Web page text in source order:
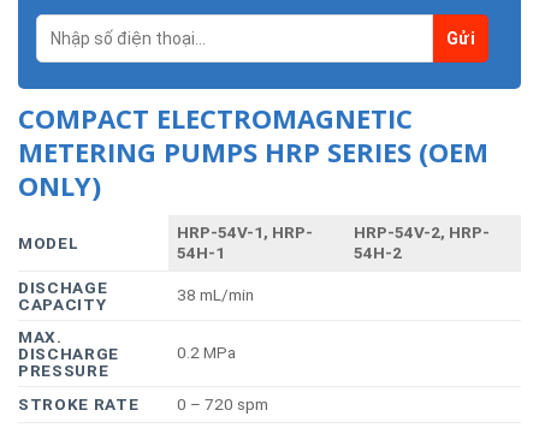
COMPACT ELECTROMAGNETIC
METERING PUMPS HRP SERIES (OEM
ONLY)
MODEL
HRP-54V-1, HRP-
54H-1
HRP-54V-2, HRP-
54H-2
DISCHAGE
CAPACITY
38 mL/min
MAX.
DISCHARGE
PRESSURE
0.2 MPa
STROKE RATE
0 – 720 spm